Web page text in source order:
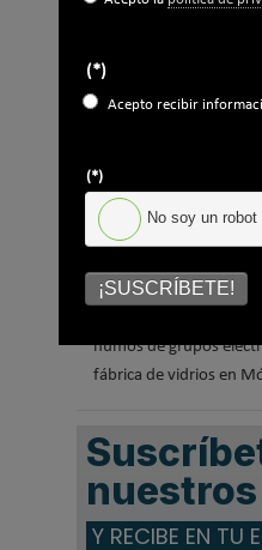
humos de grupos
fábrica de vidrios en
Y RECIBE EN TU
(*)
Acepto recibir
(*)
No soy un robot
¡SUSCRÍBETE!